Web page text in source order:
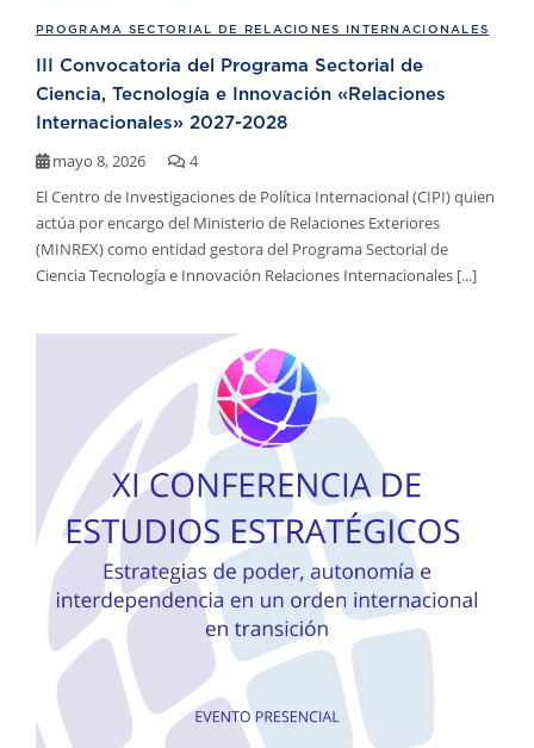
PROGRAMA SECTORIAL DE RELACIONES INTERNACIONALES
III Convocatoria del Programa Sectorial de
Ciencia, Tecnología e Innovación «Relaciones
Internacionales» 2027-2028
mayo 8, 2026
4
El Centro de Investigaciones de Política Internacional (CIPI) quien
actúa por encargo del Ministerio de Relaciones Exteriores
(MINREX) como entidad gestora del Programa Sectorial de
Ciencia Tecnología e Innovación Relaciones Internacionales [...]